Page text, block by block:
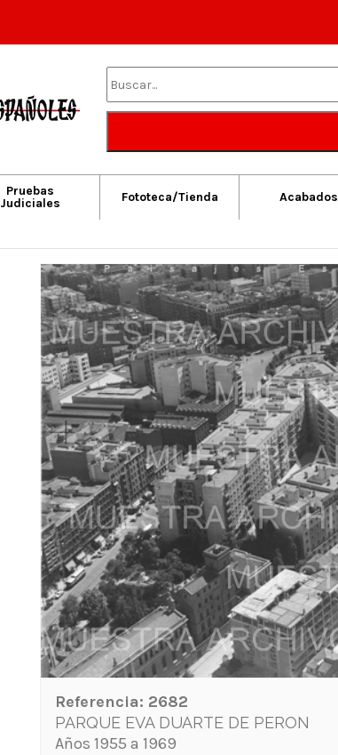
Pruebas
Judiciales
Fototeca/Tienda Acabados
Referencia: 2682
PARQUE EVA DUARTE DE PERON
Años 1955 a 1969